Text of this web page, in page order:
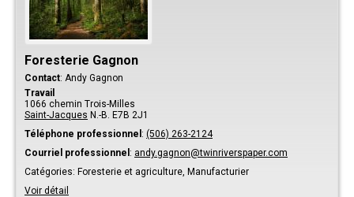
Foresterie Gagnon
Contact: Andy Gagnon
Travail
1066 chemin Trois-Milles
Saint-Jacques N.-B. E7B 2J1
Téléphone professionnel : (506) 263-2124
Courriel professionnel : andy.gagnon@twinriverspaper.com
Catégories: Foresterie et agriculture, Manufacturier
Voir détail